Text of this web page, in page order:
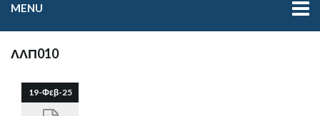
MENU
ΛΛΠ010
19-Φεβ-25